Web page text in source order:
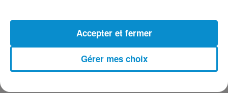
23 juillet 2026
Gérer mes choix
Accepter et fermer